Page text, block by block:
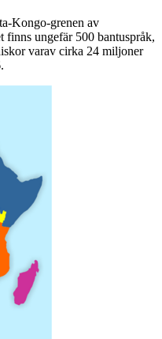
Kongo-grenen av
ungefär 500 bantuspråk,
varav cirka 24 miljoner